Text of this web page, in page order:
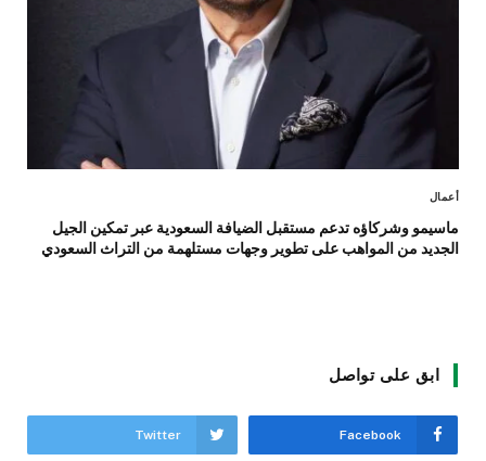
أعمال
ماسيمو وشركاؤه تدعم مستقبل الضيافة السعودية عبر تمكين الجيل
الجديد من المواهب على تطوير وجهات مستلهمة من التراث السعودي
ابق على تواصل
Facebook
Twitter